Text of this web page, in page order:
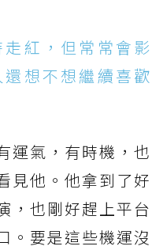
紅，但常常會影
想不想繼續喜歡
運氣，有時機，也
見他。他拿到了好
，也剛好趕上平台
。要是這些機運沒